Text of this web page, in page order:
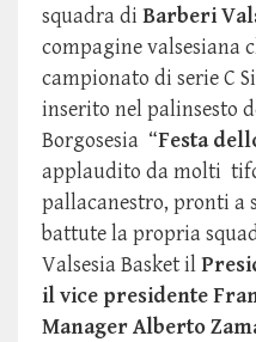
squadra di Barberi
compagine valsesiana
campionato di serie C
inserito nel palinsesto
Borgosesia “Festa
applaudito da molti
pallacanestro, pronti a
battute la propria
Valsesia Basket il
il vice presidente
Manager Alberto